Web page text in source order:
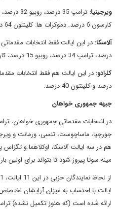
ویرجینیا:
کارسون 6 درصد. دموکرات ها: کلینتون 64 درصد و سندرز 35 درصد.
آلاسکا:
درصد، ترامپ 34 درصد، روبیو 15 درصد، کارسون 11 درصد و کیسیک 4 درصد.
کلرادو:
درصد و کلینتون 40 درصد.
جبهه جمهوری خواهان
جورجیا، ماساچوست، تنسی، ورمانت و
هم در سه ایالت آلاسکا، اوکلاهما و
مینه سوتا پیروز شود تا بتواند برای
ایالت با احتساب به میزان آرایشان